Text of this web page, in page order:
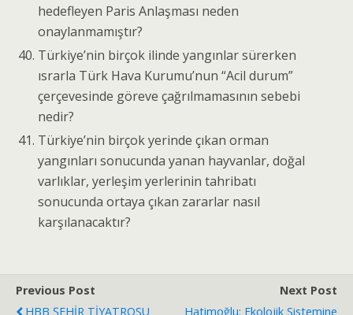
hedefleyen Paris Anlaşması neden
onaylanmamıştır?
Türkiye’nin birçok ilinde yangınlar sürerken
ısrarla Türk Hava Kurumu’nun “Acil durum”
çerçevesinde göreve çağrılmamasının sebebi
nedir?
Türkiye’nin birçok yerinde çıkan orman
yangınları sonucunda yanan hayvanlar, doğal
varlıklar, yerleşim yerlerinin tahribatı
sonucunda ortaya çıkan zararlar nasıl
karşılanacaktır?
Previous Post
HBB ŞEHİR TİYATROSU
Next Post
Hatimoğlu: Ekolojik Sistemine